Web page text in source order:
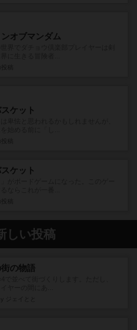
オブマンダム
ケット
ケット
しい投稿
の物語